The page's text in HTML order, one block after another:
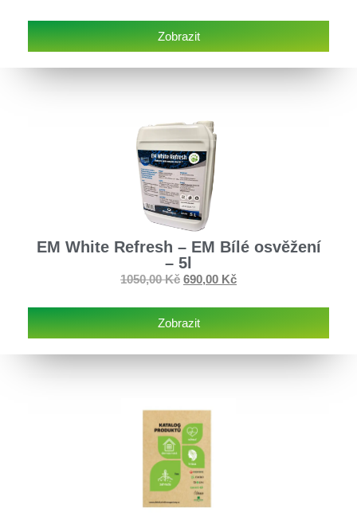
Zobrazit
EM White Refresh – EM Bílé osvěžení
– 5l
1050,00Kč 690,00 Kč
Zobrazit